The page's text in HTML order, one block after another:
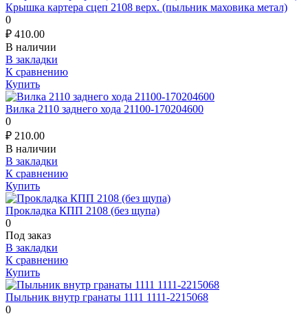
Крышка картера сцеп 2108 верх. (пыльник маховика метал)
0
₽ 410.00
В наличии
В закладки
К сравнению
Купить
Вилка 2110 заднего хода 21100-170204600
0
₽ 210.00
В наличии
В закладки
К сравнению
Купить
Прокладка КПП 2108 (без щупа)
0
Под заказ
В закладки
К сравнению
Купить
Пыльник внутр гранаты 1111 1111-2215068
0